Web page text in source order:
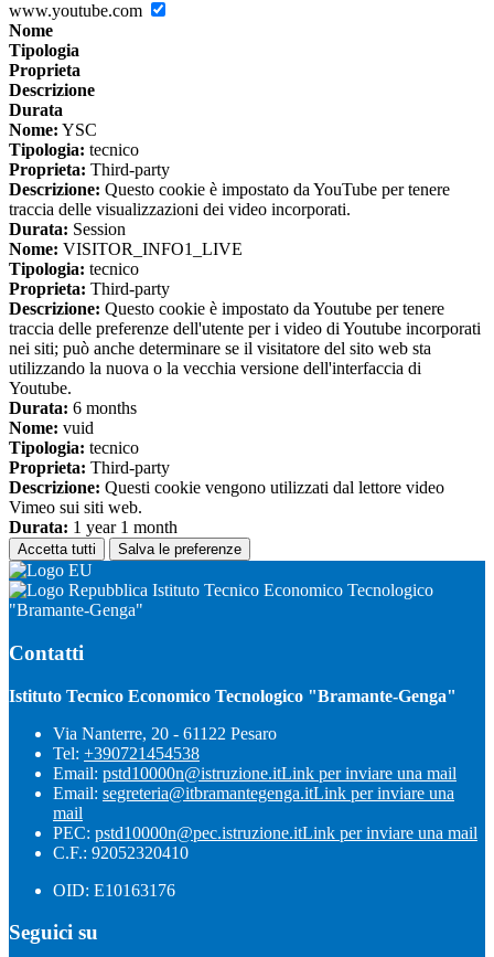
www.youtube.com
Nome
Tipologia
Proprieta
Descrizione
Durata
Nome: YSC
Tipologia: tecnico
Proprieta: Third-party
Descrizione: Questo cookie è impostato da YouTube per tenere
traccia delle visualizzazioni dei video incorporati.
Durata: Session
Nome: VISITOR_INFO1_LIVE
Tipologia: tecnico
Proprieta: Third-party
Descrizione: Questo cookie è impostato da Youtube per tenere
traccia delle preferenze dell'utente per i video di Youtube incorporati
nei siti; può anche determinare se il visitatore del sito web sta
utilizzando la nuova o la vecchia versione dell'interfaccia di
Youtube.
Durata: 6 months
Nome: vuid
Tipologia: tecnico
Proprieta: Third-party
Descrizione: Questi cookie vengono utilizzati dal lettore video
Vimeo sui siti web.
Durata: 1 year 1 month
Accetta tutti Salva le preferenze
Istituto Tecnico Economico Tecnologico
"Bramante-Genga"
Contatti
Istituto Tecnico Economico Tecnologico "Bramante-Genga"
Via Nanterre, 20 - 61122 Pesaro
Tel: +390721454538
Email: pstd10000n@istruzione.itLink per inviare una mail
Email: segreteria@itbramantegenga.itLink per inviare una
mail
PEC: pstd10000n@pec.istruzione.itLink per inviare una mail
C.F.: 92052320410
OID: E10163176
Seguici su